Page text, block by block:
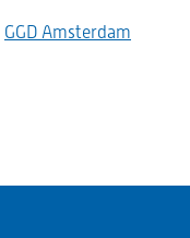
GGD Amsterdam